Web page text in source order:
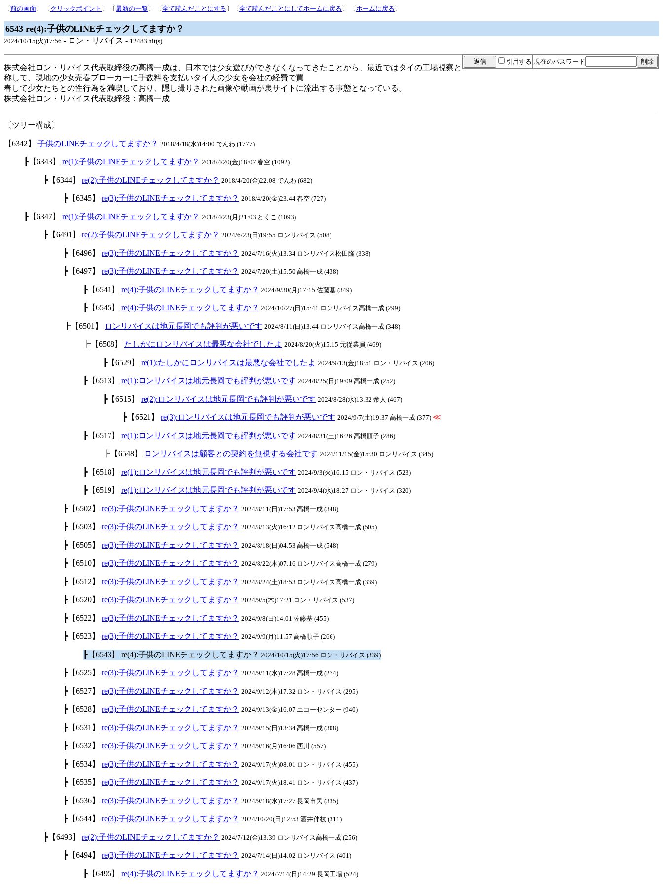
〔前の画面〕 〔 クリックポイント 〕 〔最新の一覧 〕 〔全て読んだことにする 〕〔全て読んだことにしてホームに戻る 〕 〔ホームに戻る 〕
6543 re(4):子供のLINEチェックしてますか？
2024/10/15(火)17:56 - ロン・リバイス - 12483 hit(s)
引用する 現在のパスワード
株式会社ロン・リバイス代表取締役の高橋一成は、日本では少女遊びができなくなってきたことから、最近ではタイの工場視察と
称して、現地の少女売春ブローカーに手数料を支払いタイ人の少女を会社の経費で買
春して少女たちとの性行為を満喫しており、隠し撮りされた画像や動画が裏サイトに流出する事態となっている。
株式会社ロン・リバイス代表取締役：高橋一成
〔ツリー構成〕
【6342】 子供のLINEチェックしてますか？ 2018/4/18(水)14:00 でんわ (1777)
┣【6343】 re(1):子供のLINEチェックしてますか？ 2018/4/20(金)18:07 春空 (1092)
┣【6344】 re(2):子供のLINEチェックしてますか？ 2018/4/20(金)22:08 でんわ (682)
┣【6345】 re(3):子供のLINEチェックしてますか？ 2018/4/20(金)23:44 春空 (727)
┣【6347】 re(1):子供のLINEチェックしてますか？ 2018/4/23(月)21:03 とくこ (1093)
┣【6491】 re(2):子供のLINEチェックしてますか？ 2024/6/23(日)19:55 ロンリバイス (508)
┣【6496】 re(3):子供のLINEチェックしてますか？ 2024/7/16(火)13:34 ロンリバイス松田隆 (338)
┣【6497】 re(3):子供のLINEチェックしてますか？ 2024/7/20(土)15:50 高橋一成 (438)
┣【6541】 re(4):子供のLINEチェックしてますか？ 2024/9/30(月)17:15 佐藤基 (349)
┣【6545】 re(4):子供のLINEチェックしてますか？ 2024/10/27(日)15:41 ロンリバイス高橋一成 (299)
┣【6501】 ロンリバイスは地元長岡でも評判が悪いです 2024/8/11(日)13:44 ロンリバイス高橋一成 (348)
┣【6508】 たしかにロンリバイスは最悪な会社でしたよ 2024/8/20(火)15:15 元従業員 (469)
┣【6529】 re(1):たしかにロンリバイスは最悪な会社でしたよ 2024/9/13(金)18:51 ロン・リバイス (206)
┣【6513】 re(1):ロンリバイスは地元長岡でも評判が悪いです 2024/8/25(日)19:09 高橋一成 (252)
┣【6515】 re(2):ロンリバイスは地元長岡でも評判が悪いです 2024/8/28(水)13:32 帝人 (467)
┣【6521】 re(3):ロンリバイスは地元長岡でも評判が悪いです 2024/9/7(土)19:37 高橋一成 (377) ≪
┣【6517】 re(1):ロンリバイスは地元長岡でも評判が悪いです 2024/8/31(土)16:26 高橋順子 (286)
┣【6548】 ロンリバイスは顧客との契約を無視する会社です 2024/11/15(金)15:30 ロンリバイス (345)
┣【6518】 re(1):ロンリバイスは地元長岡でも評判が悪いです 2024/9/3(火)16:15 ロン・リバイス (523)
┣【6519】 re(1):ロンリバイスは地元長岡でも評判が悪いです 2024/9/4(水)18:27 ロン・リバイス (320)
┣【6502】 re(3):子供のLINEチェックしてますか？ 2024/8/11(日)17:53 高橋一成 (348)
┣【6503】 re(3):子供のLINEチェックしてますか？ 2024/8/13(火)16:12 ロンリバイス高橋一成 (505)
┣【6505】 re(3):子供のLINEチェックしてますか？ 2024/8/18(日)04:53 高橋一成 (548)
┣【6510】 re(3):子供のLINEチェックしてますか？ 2024/8/22(木)07:16 ロンリバイス高橋一成 (279)
┣【6512】 re(3):子供のLINEチェックしてますか？ 2024/8/24(土)18:53 ロンリバイス高橋一成 (339)
┣【6520】 re(3):子供のLINEチェックしてますか？ 2024/9/5(木)17:21 ロン・リバイス (537)
┣【6522】 re(3):子供のLINEチェックしてますか？ 2024/9/8(日)14:01 佐藤基 (455)
┣【6523】 re(3):子供のLINEチェックしてますか？ 2024/9/9(月)11:57 高橋順子 (266)
┣【6543】 re(4):子供のLINEチェックしてますか？ 2024/10/15(火)17:56 ロン・リバイス (339)
┣【6525】 re(3):子供のLINEチェックしてますか？ 2024/9/11(水)17:28 高橋一成 (274)
┣【6527】 re(3):子供のLINEチェックしてますか？ 2024/9/12(木)17:32 ロン・リバイス (295)
┣【6528】 re(3):子供のLINEチェックしてますか？ 2024/9/13(金)16:07 エコーセンター (940)
┣【6531】 re(3):子供のLINEチェックしてますか？ 2024/9/15(日)13:34 高橋一成 (308)
┣【6532】 re(3):子供のLINEチェックしてますか？ 2024/9/16(月)16:06 西川 (557)
┣【6534】 re(3):子供のLINEチェックしてますか？ 2024/9/17(火)08:01 ロン・リバイス (455)
┣【6535】 re(3):子供のLINEチェックしてますか？ 2024/9/17(火)18:41 ロン・リバイス (437)
┣【6536】 re(3):子供のLINEチェックしてますか？ 2024/9/18(水)17:27 長岡市民 (335)
┣【6544】 re(3):子供のLINEチェックしてますか？ 2024/10/20(日)12:53 酒井伸枝 (311)
┣【6493】 re(2):子供のLINEチェックしてますか？ 2024/7/12(金)13:39 ロンリバイス高橋一成 (256)
┣【6494】 re(3):子供のLINEチェックしてますか？ 2024/7/14(日)14:02 ロンリバイス (401)
┣【6495】 re(4):子供のLINEチェックしてますか？ 2024/7/14(日)14:29 長岡工場 (524)